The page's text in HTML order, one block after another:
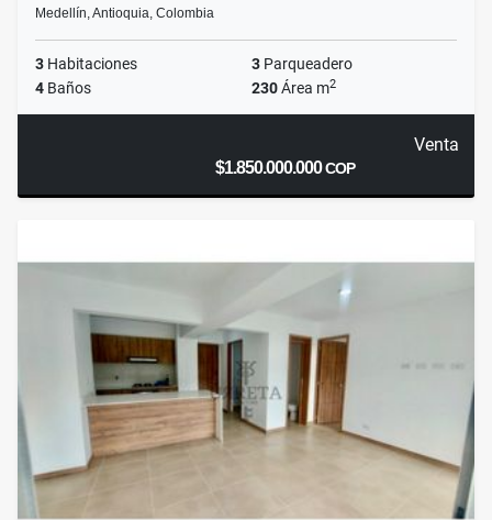
Medellín, Antioquia, Colombia
3 Habitaciones 3 Parqueadero
4 Baños 230Área m2
Venta
$1.850.000.000COP